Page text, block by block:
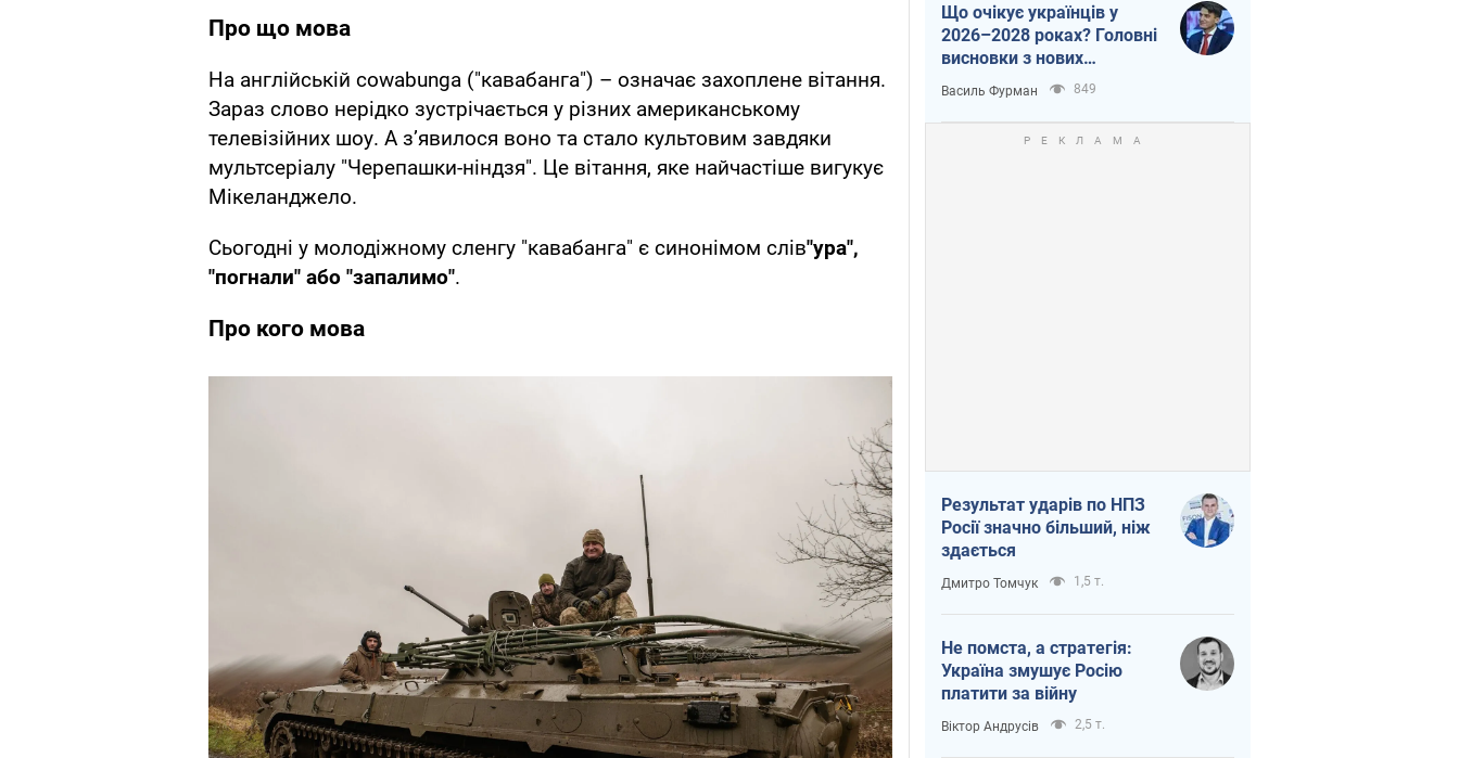
Про що мова
На англійській cowabunga ("кавабанга") – означає захоплене вітання.
Зараз слово нерідко зустрічається у різних американському
телевізійних шоу. А з’явилося воно та стало культовим завдяки
мультсеріалу "Черепашки-ніндзя". Це вітання, яке найчастіше вигукує
Мікеланджело.
Сьогодні у молодіжному сленгу "кавабанга" є синонімом слів"ура",
"погнали" або "запалимо".
Про кого мова
Що очікує українців у
2026–2028 роках? Головні
висновки з нових
прогнозів від НБУ
Василь Фурман 849
Результат ударів по НПЗ
Росії значно більший, ніж
здається
Дмитро Томчук 1,5 т.
Не помста, а стратегія:
Україна змушує Росію
платити за війну
Віктор Андрусів 2,5 т.